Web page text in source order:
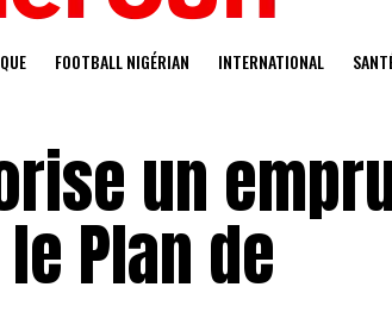
FOOTBALL NIGÉRIAN INTERNATIONAL
un
Plan de